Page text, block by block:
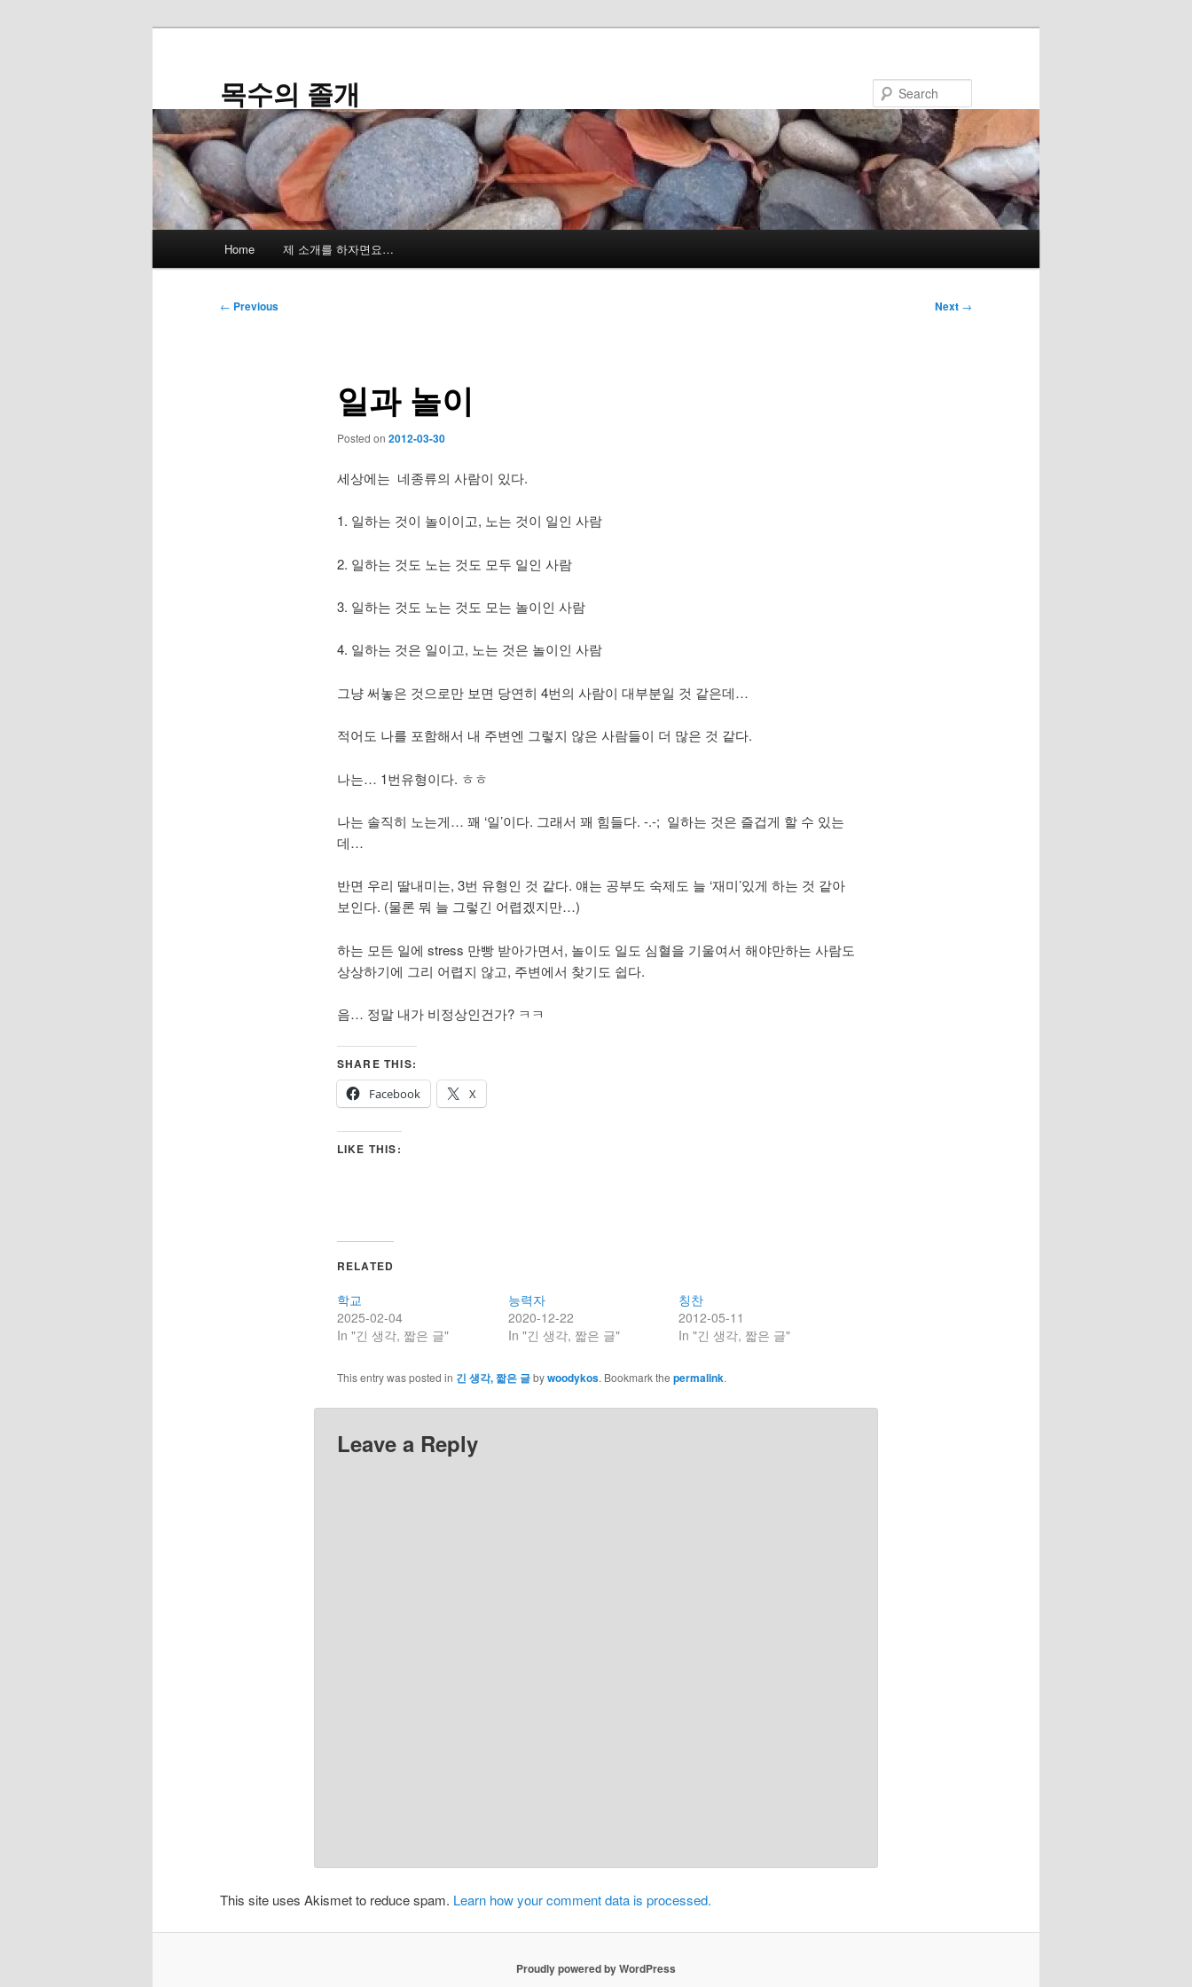
목수의 졸개
Home 제 소개를 하자면요…
Post
← Previous Next →
일과 놀이
Posted on 2012-03-30
세상에는 네종류의 사람이 있다.
1. 일하는 것이 놀이이고, 노는 것이 일인 사람
2. 일하는 것도 노는 것도 모두 일인 사람
3. 일하는 것도 노는 것도 모는 놀이인 사람
4. 일하는 것은 일이고, 노는 것은 놀이인 사람
그냥 써놓은 것으로만 보면 당연히 4번의 사람이 대부분일 것 같은데…
적어도 나를 포함해서 내 주변엔 그렇지 않은 사람들이 더 많은 것 같다.
나는… 1번유형이다. ㅎㅎ
나는 솔직히 노는게… 꽤 ‘일’이다. 그래서 꽤 힘들다. -.-; 일하는 것은 즐겁게 할 수 있는
데…
반면 우리 딸내미는, 3번 유형인 것 같다. 얘는 공부도 숙제도 늘 ‘재미’있게 하는 것 같아
보인다. (물론 뭐 늘 그렇긴 어렵겠지만…)
하는 모든 일에 stress 만빵 받아가면서, 놀이도 일도 심혈을 기울여서 해야만하는 사람도
상상하기에 그리 어렵지 않고, 주변에서 찾기도 쉽다.
음… 정말 내가 비정상인건가? ㅋㅋ
SHARE THIS:
Facebook
X
LIKE THIS:
RELATED
학교
2025-02-04
In "긴 생각, 짧은 글"
능력자
2020-12-22
In "긴 생각, 짧은 글"
칭찬
2012-05-11
In "긴 생각, 짧은 글"
This entry was posted in 긴 생각, 짧은 글bywoodykos. Bookmark the permalink.
Leave a Reply
This site uses Akismet to reduce spam. Learn how your comment data is processed.
Proudly powered by WordPress